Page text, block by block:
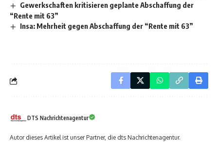
Gewerkschaften kritisieren geplante Abschaffung der
“Rente mit 63”
Insa: Mehrheit gegen Abschaffung der “Rente mit 63”
DTS Nachrichtenagentur
Autor dieses Artikel ist unser Partner, die dts Nachrichtenagentur.